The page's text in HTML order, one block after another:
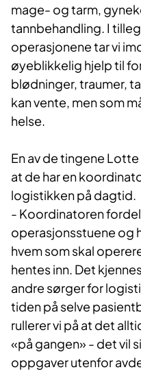
mage- og tarm,
tannbehandling. I
operasjonene tar vi
øyeblikkelig hjelp til
blødninger, traumer,
kan vente, men som
helse.
En av de tingene
at de har en
logistikken på dagtid.
- Koordinatoren
operasjonsstuene og
hvem som skal
hentes inn. Det
andre sørger for
tiden på selve
rullerer vi på at det
«på gangen» - det vil
oppgaver utenfor